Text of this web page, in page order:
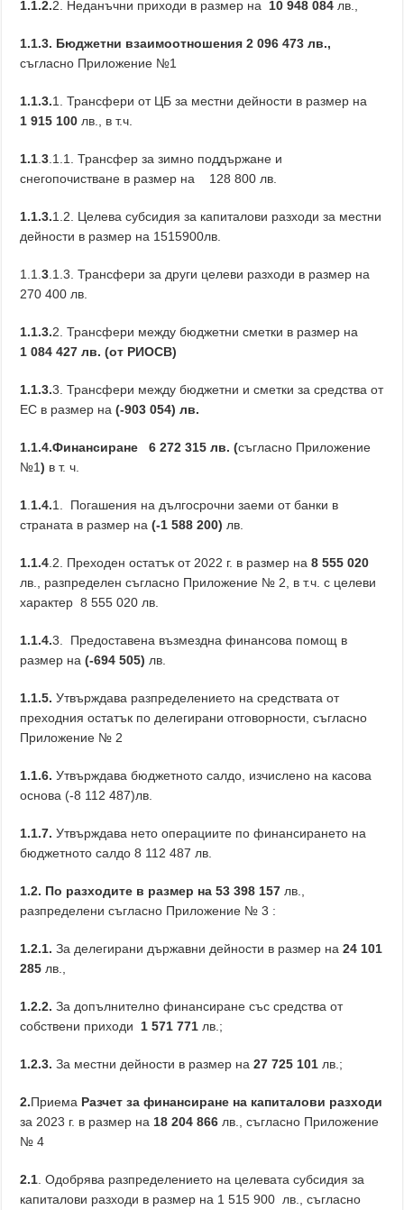
1.1.2.2. Неданъчни приходи в размер на 10 948 084 лв.,
1.1.3. Бюджетни взаимоотношения 2 096 473 лв.,
съгласно Приложение №1
1.1.3.1. Трансфери от ЦБ за местни дейности в размер на
1 915 100 лв., в т.ч.
1.1 .3 .1.1. Трансфер за зимно поддържане и
снегопочистване в размер на 128 800 лв.
1.1.3.1.2. Целева субсидия за капиталови разходи за местни
дейности в размер на 1515900лв.
1.1.3 .1.3. Трансфери за други целеви разходи в размер на
270 400 лв.
1.1.3.2. Трансфери между бюджетни сметки в размер на
1 084 427 лв. (от РИОСВ)
1.1.3.3. Трансфери между бюджетни и сметки за средства от
ЕС в размер на(-903 054) лв.
1.1.4.Финансиране 6 272 315 лв. (съгласно Приложение
№1) в т. ч.
1 1.4.1. Погашения на дългосрочни заеми от банки в
страната в размер на(-1 588 200) лв.
1.1.4 .2. Преходен остатък от 2022 г. в размер на8 555 020
лв., разпределен съгласно Приложение № 2, в т.ч. с целеви
характер 8 555 020 лв.
1.1.4.3. Предоставена възмездна финансова помощ в
размер на(-694 505) лв.
1.1.5. Утвърждава разпределението на средствата от
преходния остатък по делегирани отговорности, съгласно
Приложение № 2
1.1.6. Утвърждава бюджетното салдо, изчислено на касова
основа (-8 112 487)лв.
1.1.7. Утвърждава нето операциите по финансирането на
бюджетното салдо 8 112 487 лв.
1.2. По разходите в размер на 53 398 157 лв.,
разпределени съгласно Приложение № 3 :
1.2.1. За делегирани държавни дейности в размер на24 101
285 лв.,
1.2.2. За допълнително финансиране със средства от
собствени приходи 1 571 771 лв.;
1.2.3. За местни дейности в размер на27 725 101 лв.;
2.Приема Разчет за финансиране на капиталови разходи
за 2023 г. в размер на 18204 866 лв., съгласно Приложение
№ 4
2.1 . Одобрява разпределението на целевата субсидия за
капиталови разходи в размер на 1 515 900 лв., съгласно